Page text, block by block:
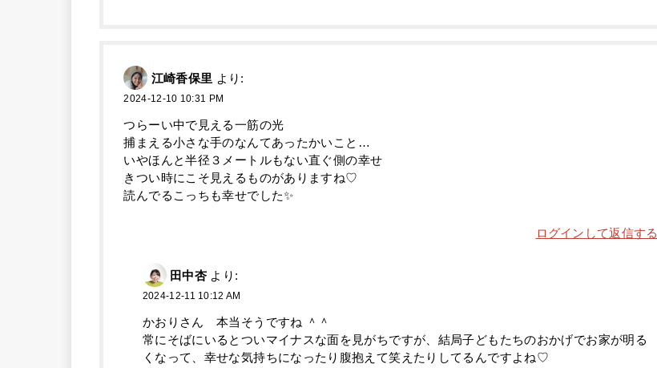
江崎香保里 より:
2024-12-10 10:31 PM
つらーい中で見える一筋の光
捕まえる小さな手のなんてあったかいこと…
いやほんと半径３メートルもない直ぐ側の幸せ
きつい時にこそ見えるものがありますね♡
読んでるこっちも幸せでした✨
ログインして返信する
田中杏 より:
2024-12-11 10:12 AM
かおりさん 本当そうですね ＾＾
常にそばにいるとついマイナスな面を見がちですが、結局子どもたちのおかげでお家が明る
くなって、幸せな気持ちになったり腹抱えて笑えたりしてるんですよね♡